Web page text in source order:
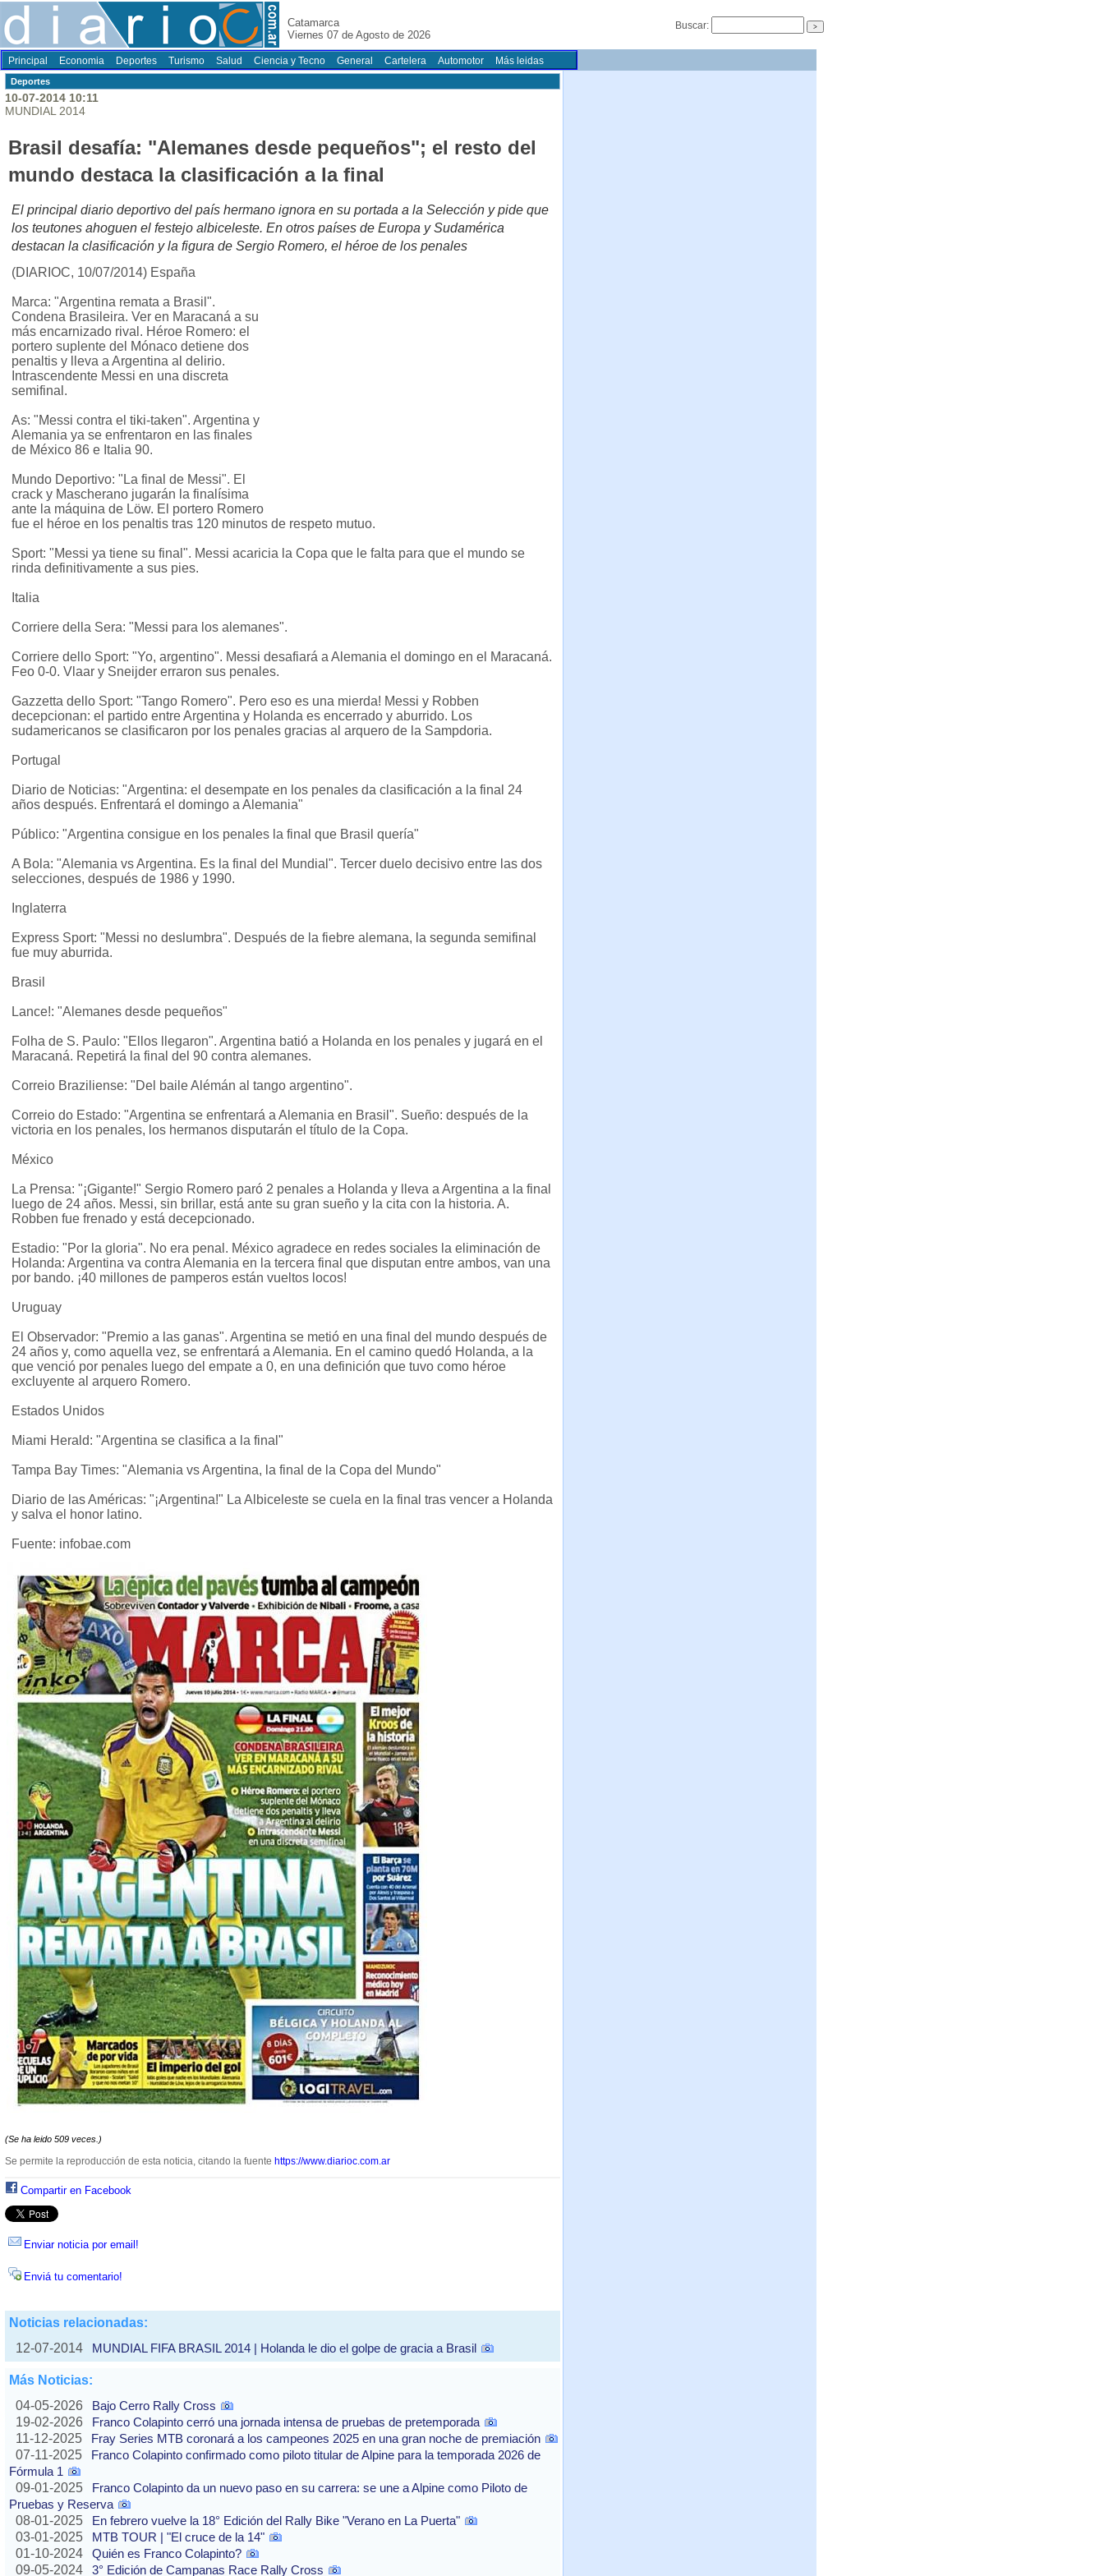
Catamarca
Viernes 07 de Agosto de 2026
Buscar:
Principal Economia Deportes Turismo Salud Ciencia y Tecno General Cartelera Automotor Más leidas
Deportes
10-07-2014 10:11
MUNDIAL 2014
Brasil desafía: "Alemanes desde pequeños"; el resto del
mundo destaca la clasificación a la final
El principal diario deportivo del país hermano ignora en su portada a la Selección y pide que
los teutones ahoguen el festejo albiceleste. En otros países de Europa y Sudamérica
destacan la clasificación y la figura de Sergio Romero, el héroe de los penales
(DIARIOC, 10/07/2014) España
Marca: "Argentina remata a Brasil".
Condena Brasileira. Ver en Maracaná a su
más encarnizado rival. Héroe Romero: el
portero suplente del Mónaco detiene dos
penaltis y lleva a Argentina al delirio.
Intrascendente Messi en una discreta
semifinal.
As: "Messi contra el tiki-taken". Argentina y
Alemania ya se enfrentaron en las finales
de México 86 e Italia 90.
Mundo Deportivo: "La final de Messi". El
crack y Mascherano jugarán la finalísima
ante la máquina de Löw. El portero Romero
fue el héroe en los penaltis tras 120 minutos de respeto mutuo.
Sport: "Messi ya tiene su final". Messi acaricia la Copa que le falta para que el mundo se
rinda definitivamente a sus pies.
Italia
Corriere della Sera: "Messi para los alemanes".
Corriere dello Sport: "Yo, argentino". Messi desafiará a Alemania el domingo en el Maracaná.
Feo 0-0. Vlaar y Sneijder erraron sus penales.
Gazzetta dello Sport: "Tango Romero". Pero eso es una mierda! Messi y Robben
decepcionan: el partido entre Argentina y Holanda es encerrado y aburrido. Los
sudamericanos se clasificaron por los penales gracias al arquero de la Sampdoria.
Portugal
Diario de Noticias: "Argentina: el desempate en los penales da clasificación a la final 24
años después. Enfrentará el domingo a Alemania"
Público: "Argentina consigue en los penales la final que Brasil quería"
A Bola: "Alemania vs Argentina. Es la final del Mundial". Tercer duelo decisivo entre las dos
selecciones, después de 1986 y 1990.
Inglaterra
Express Sport: "Messi no deslumbra". Después de la fiebre alemana, la segunda semifinal
fue muy aburrida.
Brasil
Lance!: "Alemanes desde pequeños"
Folha de S. Paulo: "Ellos llegaron". Argentina batió a Holanda en los penales y jugará en el
Maracaná. Repetirá la final del 90 contra alemanes.
Correio Braziliense: "Del baile Alémán al tango argentino".
Correio do Estado: "Argentina se enfrentará a Alemania en Brasil". Sueño: después de la
victoria en los penales, los hermanos disputarán el título de la Copa.
México
La Prensa: "¡Gigante!" Sergio Romero paró 2 penales a Holanda y lleva a Argentina a la final
luego de 24 años. Messi, sin brillar, está ante su gran sueño y la cita con la historia. A.
Robben fue frenado y está decepcionado.
Estadio: "Por la gloria". No era penal. México agradece en redes sociales la eliminación de
Holanda: Argentina va contra Alemania en la tercera final que disputan entre ambos, van una
por bando. ¡40 millones de pamperos están vueltos locos!
Uruguay
El Observador: "Premio a las ganas". Argentina se metió en una final del mundo después de
24 años y, como aquella vez, se enfrentará a Alemania. En el camino quedó Holanda, a la
que venció por penales luego del empate a 0, en una definición que tuvo como héroe
excluyente al arquero Romero.
Estados Unidos
Miami Herald: "Argentina se clasifica a la final"
Tampa Bay Times: "Alemania vs Argentina, la final de la Copa del Mundo"
Diario de las Américas: "¡Argentina!" La Albiceleste se cuela en la final tras vencer a Holanda
y salva el honor latino.
Fuente: infobae.com
(Se ha leido 509 veces.)
Se permite la reproducción de esta noticia, citando la fuente https://www.diarioc.com.ar
Compartir en Facebook
Enviar noticia por email!
Enviá tu comentario!
Noticias relacionadas:
12-07-2014
MUNDIAL FIFA BRASIL 2014 | Holanda le dio el golpe de gracia a Brasil
Más Noticias:
04-05-2026
Bajo Cerro Rally Cross
19-02-2026
Franco Colapinto cerró una jornada intensa de pruebas de pretemporada
11-12-2025
Fray Series MTB coronará a los campeones 2025 en una gran noche de premiación
07-11-2025
Franco Colapinto confirmado como piloto titular de Alpine para la temporada 2026 de
Fórmula 1
09-01-2025
Franco Colapinto da un nuevo paso en su carrera: se une a Alpine como Piloto de
Pruebas y Reserva
08-01-2025
En febrero vuelve la 18° Edición del Rally Bike "Verano en La Puerta"
03-01-2025
MTB TOUR | "El cruce de la 14"
01-10-2024
Quién es Franco Colapinto?
09-05-2024
3° Edición de Campanas Race Rally Cross